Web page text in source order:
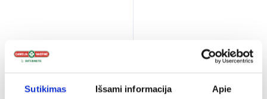
Sutikimas Išsami informacija Apie
Tyrimų indelis su šaukšteliu,
CLISMA-LAX tiesiosios
Įvertinimas 5.0 iš 5